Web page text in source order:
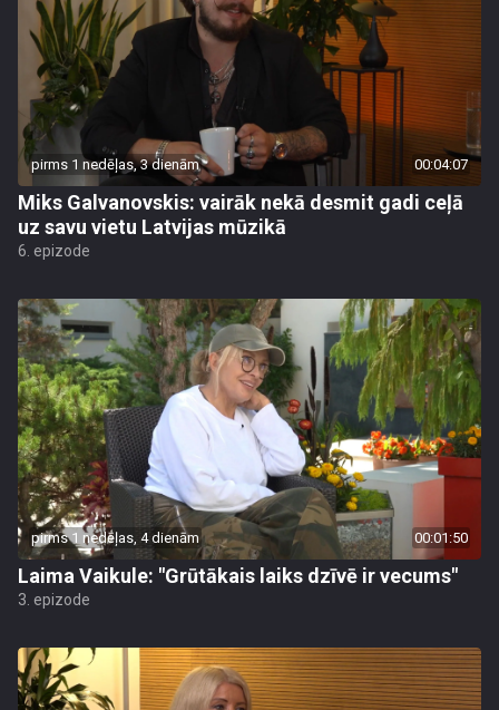
pirms 1 nedēļas, 3 dienām 00:04:07
Miks Galvanovskis: vairāk nekā desmit gadi ceļā
uz savu vietu Latvijas mūzikā
6. epizode
pirms 1 nedēļas, 4 dienām 00:01:50
Laima Vaikule: "Grūtākais laiks dzīvē ir vecums"
3. epizode